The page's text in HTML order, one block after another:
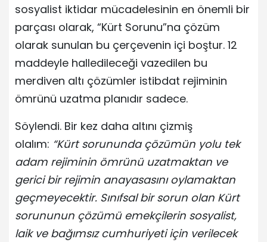
sosyalist iktidar mücadelesinin en önemli bir
parçası olarak, “Kürt Sorunu”na çözüm
olarak sunulan bu çerçevenin içi boştur. 12
maddeyle halledileceği vazedilen bu
merdiven altı çözümler istibdat rejiminin
ömrünü uzatma planıdır sadece.
Söylendi. Bir kez daha altını çizmiş
olalım: “Kürt sorununda çözümün yolu tek
adam rejiminin ömrünü uzatmaktan ve
gerici bir rejimin anayasasını oylamaktan
geçmeyecektir. Sınıfsal bir sorun olan Kürt
sorununun çözümü emekçilerin sosyalist,
laik ve bağımsız cumhuriyeti için verilecek